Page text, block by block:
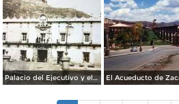
Palacio del Ejecutivo y el cerro de La Bufa al fondo. Zacatecas.